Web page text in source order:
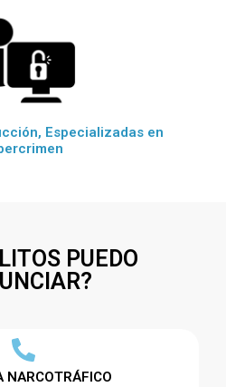
Especializadas en
PUEDO
NARCOTRÁFICO